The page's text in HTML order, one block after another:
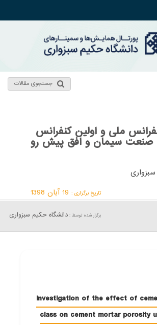
جستجوی مقالات
ملی و اولین کنفرانس
صنعت سیمان و افق پیش رو
تاریخ برگزاری :
برگزار شده توسط : دانشگاه حکیم سبزواری
Investigation of the effect of
class on cement mortar porosity